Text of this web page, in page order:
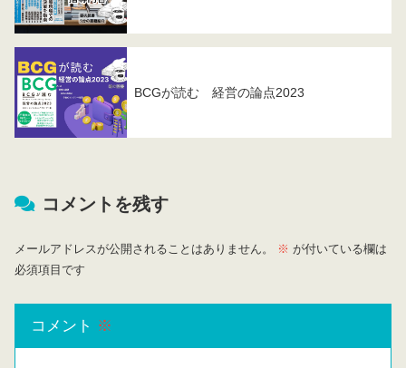
BCGが読む 経営の論点2023
コメントを残す
メールアドレスが公開されることはありません。 ※ が付いている欄は
必須項目です
コメント ※